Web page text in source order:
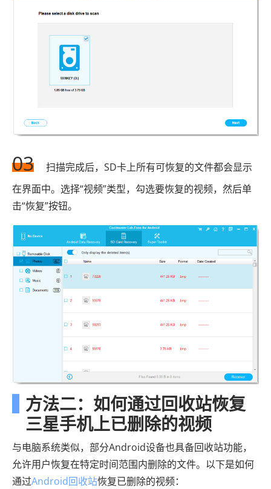
03
扫描完成后，SD卡上所有可恢复的文件都会显示
在界面中。选择“视频”类型，勾选要恢复的视频，然后单
击“恢复”按钮。
方法二：如何通过回收站恢复
三星手机上已删除的视频
与电脑系统类似，部分Android设备也具备回收站功能，
允许用户恢复在特定时间范围内删除的文件。以下是如何
通过Android回收站恢复已删除的视频：